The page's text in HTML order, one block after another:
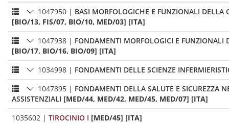
1047950 | BASI MORFOLOGICHE E FUNZIONALI DELLA
[BIO/13, FIS/07, BIO/10, MED/03] [ITA]
1047938 | FONDAMENTI MORFOLOGICI E FUNZIONALI
[BIO/17, BIO/16, BIO/09] [ITA]
1034998 | FONDAMENTI DELLE SCIENZE
1047895 | FONDAMENTI DELLA SALUTE E SICUREZZA
ASSISTENZIALI [MED/44, MED/42, MED/45, MED/07] [ITA]
1035602 | TIROCINIO I [MED/45] [ITA]